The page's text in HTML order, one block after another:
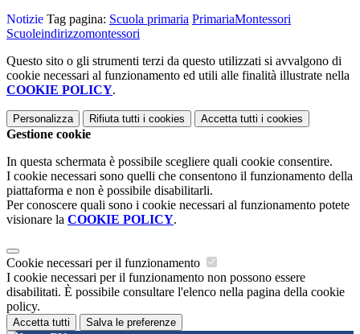
Notizie Tag pagina: Scuola primaria PrimariaMontessori
Scuoleindirizzomontessori
Questo sito o gli strumenti terzi da questo utilizzati si avvalgono di
cookie necessari al funzionamento ed utili alle finalità illustrate nella
COOKIE POLICY.
Personalizza Rifiuta tutti i cookies Accetta tutti i cookies
Gestione cookie
In questa schermata è possibile scegliere quali cookie consentire.
I cookie necessari sono quelli che consentono il funzionamento della
piattaforma e non è possibile disabilitarli.
Per conoscere quali sono i cookie necessari al funzionamento potete
visionare la COOKIE POLICY.
Cookie necessari per il funzionamento
I cookie necessari per il funzionamento non possono essere
disabilitati. È possibile consultare l'elenco nella pagina della cookie
policy.
Accetta tutti Salva le preferenze